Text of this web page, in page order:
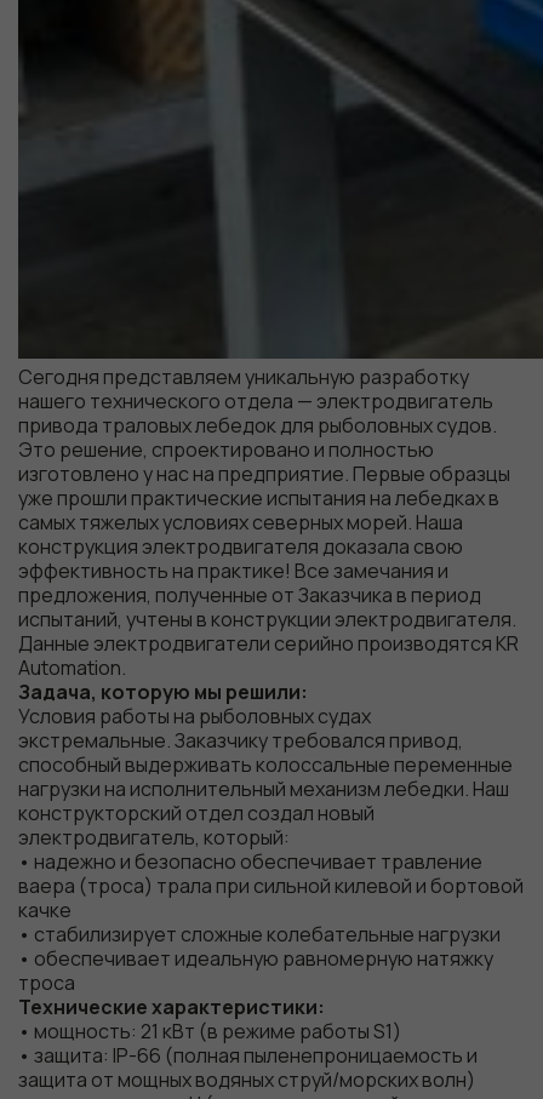
Сегодня представляем уникальную разработку
нашего технического отдела — электродвигатель
привода траловых лебедок для рыболовных судов.
Это решение, спроектировано и полностью
изготовлено у нас на предприятие. Первые образцы
уже прошли практические испытания на лебедках в
самых тяжелых условиях северных морей. Наша
конструкция электродвигателя доказала свою
эффективность на практике! Все замечания и
предложения, полученные от Заказчика в период
испытаний, учтены в конструкции электродвигателя.
Данные электродвигатели серийно производятся KR
Automation.
Задача, которую мы решили:
Условия работы на рыболовных судах
экстремальные. Заказчику требовался привод,
способный выдерживать колоссальные переменные
нагрузки на исполнительный механизм лебедки. Наш
конструкторский отдел создал новый
электродвигатель, который:
• надежно и безопасно обеспечивает травление
ваера (троса) трала при сильной килевой и бортовой
качке
• стабилизирует сложные колебательные нагрузки
• обеспечивает идеальную равномерную натяжку
троса
Технические характеристики:
• мощность: 21 кВт (в режиме работы S1)
• защита: IP-66 (полная пыленепроницаемость и
защита от мощных водяных струй/морских волн)